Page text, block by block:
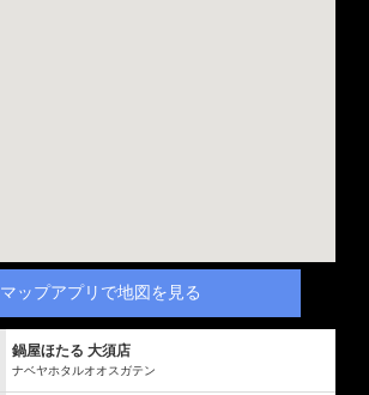
マップアプリで地図を見る
鍋屋ほたる 大須店
ナベヤホタルオオスガテン